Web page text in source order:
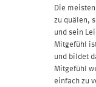
Die
zu quälen,
und sein
Mitgefühl
und bildet
Mitgefühl
einfach zu